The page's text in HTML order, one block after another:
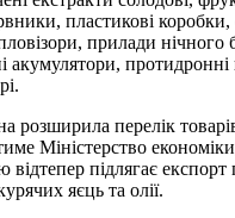
пластикові
прилади нічного
акумулятори,
розширила перелік
Міністерство
відтепер підлягає
яєць та олії.